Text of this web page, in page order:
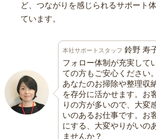
ど、つながりを感じられるサポート
ています。
本社サポートスタッフ 鈴野 寿
フォロー体制が充実して
ての方もご安心ください。
あなたのお掃除や整理収
を存分に活かせます。お
りの方が多いので、大変
いのあるお仕事です。お
にする、大変やりがいの
ませんか？